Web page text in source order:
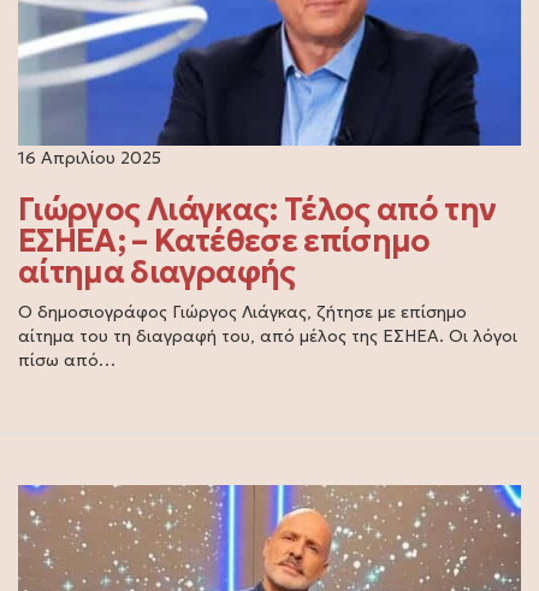
16 Απριλίου 2025
Γιώργος Λιάγκας: Τέλος από την
ΕΣΗΕΑ; – Κατέθεσε επίσημο
αίτημα διαγραφής
Ο δημοσιογράφος Γιώργος Λιάγκας, ζήτησε με επίσημο
αίτημα του τη διαγραφή του, από μέλος της ΕΣΗΕΑ. Οι λόγοι
πίσω από…